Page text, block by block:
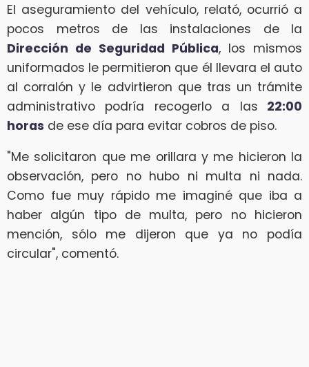
El aseguramiento del vehículo, relató, ocurrió a
pocos metros de las instalaciones de la
Dirección de Seguridad Pública, los mismos
uniformados le permitieron que él llevara el auto
al corralón y le advirtieron que tras un trámite
administrativo podría recogerlo a las 22:00
horas de ese día para evitar cobros de piso.
"Me solicitaron que me orillara y me hicieron la
observación, pero no hubo ni multa ni nada.
Como fue muy rápido me imaginé que iba a
haber algún tipo de multa, pero no hicieron
mención, sólo me dijeron que ya no podía
circular", comentó.